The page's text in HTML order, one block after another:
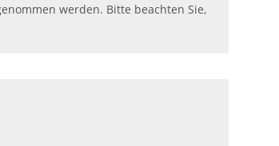
werden. Bitte beachten Sie,